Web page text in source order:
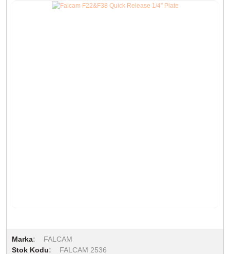
Marka
FALCAM
Stok Kodu
FALCAM 2536